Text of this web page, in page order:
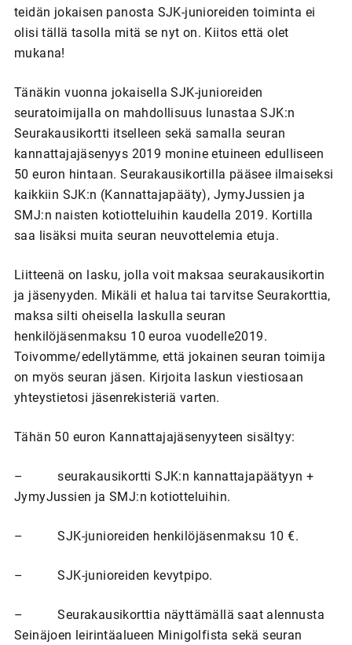
teidän jokaisen panosta SJK-junioreiden toiminta ei
olisi tällä tasolla mitä se nyt on. Kiitos että olet
mukana!
Tänäkin vuonna jokaisella SJK-junioreiden
seuratoimijalla on mahdollisuus lunastaa SJK:n
Seurakausikortti itselleen sekä samalla seuran
kannattajajäsenyys 2019 monine etuineen edulliseen
50 euron hintaan. Seurakausikortilla pääsee ilmaiseksi
kaikkiin SJK:n (Kannattajapääty), JymyJussien ja
SMJ:n naisten kotiotteluihin kaudella 2019. Kortilla
saa lisäksi muita seuran neuvottelemia etuja.
Liitteenä on lasku, jolla voit maksaa seurakausikortin
ja jäsenyyden. Mikäli et halua tai tarvitse Seurakorttia,
maksa silti oheisella laskulla seuran
henkilöjäsenmaksu 10 euroa vuodelle2019.
Toivomme/edellytämme, että jokainen seuran toimija
on myös seuran jäsen. Kirjoita laskun viestiosaan
yhteystietosi jäsenrekisteriä varten.
Tähän 50 euron Kannattajajäsenyyteen sisältyy:
– seurakausikortti SJK:n kannattajapäätyyn +
JymyJussien ja SMJ:n kotiotteluihin.
– SJK-junioreiden henkilöjäsenmaksu 10 €.
– SJK-junioreiden kevytpipo.
– Seurakausikorttia näyttämällä saat alennusta
Seinäjoen leirintäalueen Minigolfista sekä seuran